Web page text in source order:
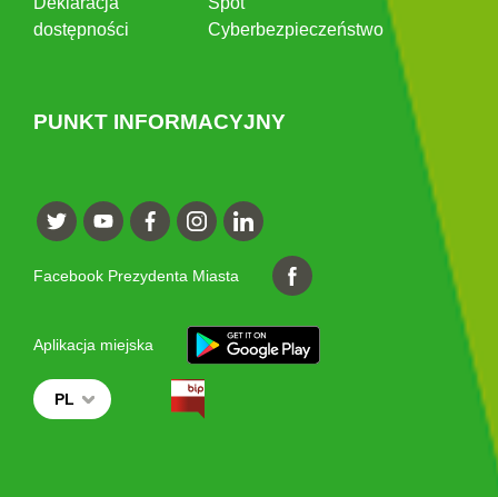
dostępności
Cyberbezpieczeństwo
PUNKT INFORMACYJNY
Facebook Prezydenta Miasta
Aplikacja miejska
PL